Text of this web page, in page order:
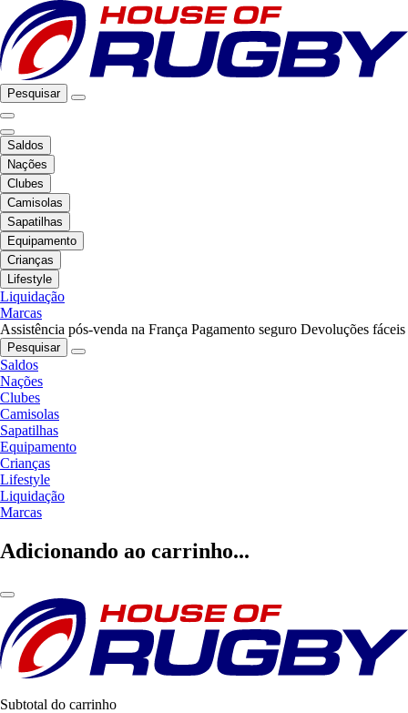
Pesquisar
Saldos
Nações
Clubes
Camisolas
Sapatilhas
Equipamento
Crianças
Lifestyle
Liquidação
Marcas
Assistência pós-venda na França Pagamento seguro Devoluções fáceis
Pesquisar
Saldos
Nações
Clubes
Camisolas
Sapatilhas
Equipamento
Crianças
Lifestyle
Liquidação
Marcas
Adicionando ao carrinho...
Subtotal do carrinho